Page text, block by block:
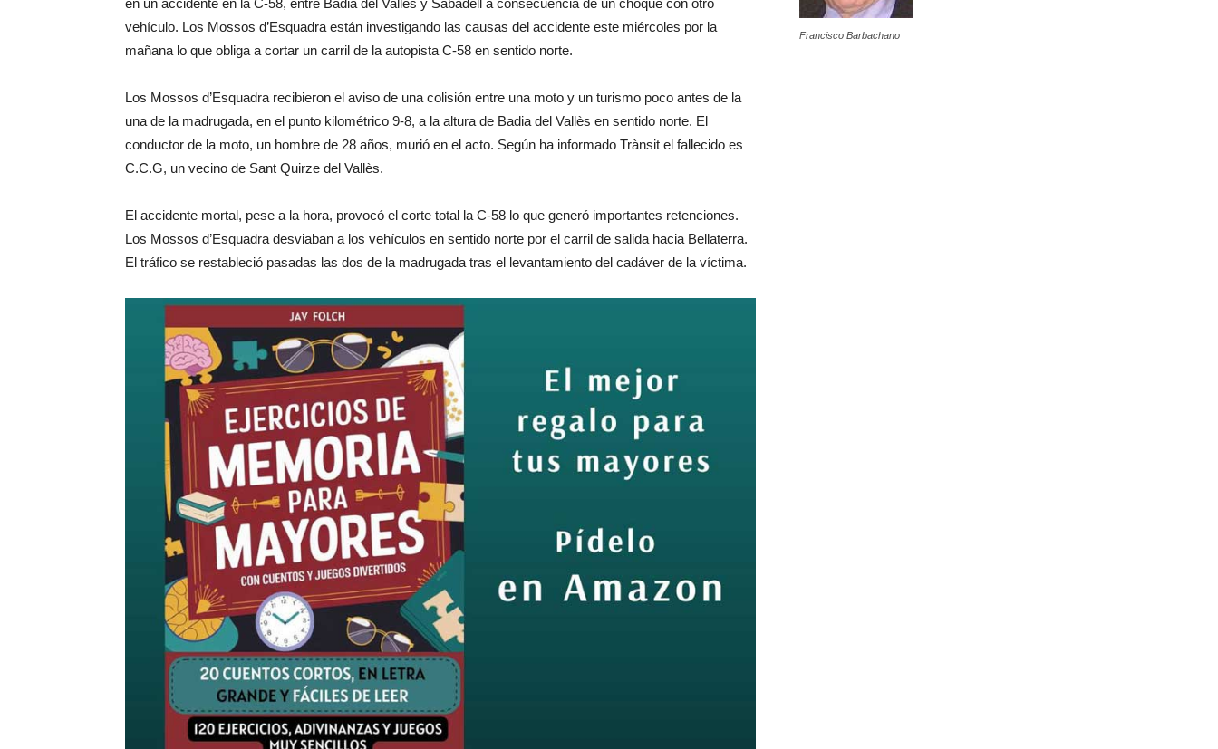
vehículo. Los Mossos d’Esquadra están investigando las causas del accidente este miércoles por la
mañana lo que obliga a cortar un carril de la autopista C-58 en sentido norte.
Los Mossos d’Esquadra recibieron el aviso de una colisión entre una moto y un turismo poco antes de la
una de la madrugada, en el punto kilométrico 9-8, a la altura de Badia del Vallès en sentido norte. El
conductor de la moto, un hombre de 28 años, murió en el acto. Según ha informado Trànsit el fallecido es
C.C.G, un vecino de Sant Quirze del Vallès.
El accidente mortal, pese a la hora, provocó el corte total la C-58 lo que generó importantes retenciones.
Los Mossos d’Esquadra desviaban a los vehículos en sentido norte por el carril de salida hacia Bellaterra.
El tráfico se restableció pasadas las dos de la madrugada tras el levantamiento del cadáver de la víctima.
Francisco Barbachano